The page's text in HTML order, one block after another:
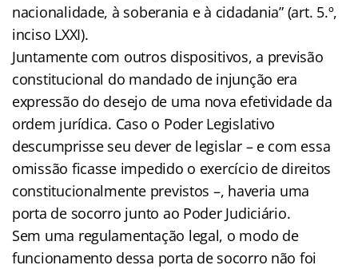
nacionalidade, à soberania e à cidadania” (art. 5.º,
inciso LXXI).
Juntamente com outros dispositivos, a previsão
constitucional do mandado de injunção era
expressão do desejo de uma nova efetividade da
ordem jurídica. Caso o Poder Legislativo
descumprisse seu dever de legislar – e com essa
omissão ficasse impedido o exercício de direitos
constitucionalmente previstos –, haveria uma
porta de socorro junto ao Poder Judiciário.
Sem uma regulamentação legal, o modo de
funcionamento dessa porta de socorro não foi